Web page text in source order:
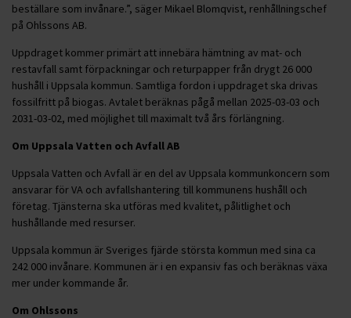
beställare som invånare.”, säger Mikael Blomqvist, renhållningschef
på Ohlssons AB.
Uppdraget kommer primärt att innebära hämtning av mat- och
restavfall samt förpackningar och returpapper från drygt 26 000
hushåll i Uppsala kommun. Samtliga fordon i uppdraget ska drivas
fossilfritt på biogas. Avtalet beräknas pågå mellan 2025-03-03 och
2031-03-02, med möjlighet till maximalt två års förlängning.
Om Uppsala Vatten och Avfall AB
Uppsala Vatten och Avfall är en del av Uppsala kommunkoncern som
ansvarar för VA och avfallshantering till kommunens hushåll och
företag. Tjänsterna ska utföras med kvalitet, pålitlighet och
hushållande med resurser.
Uppsala kommun är Sveriges fjärde största kommun med sina ca
242 000 invånare. Kommunen är i en expansiv fas och beräknas växa
mer under kommande år.
Om Ohlssons